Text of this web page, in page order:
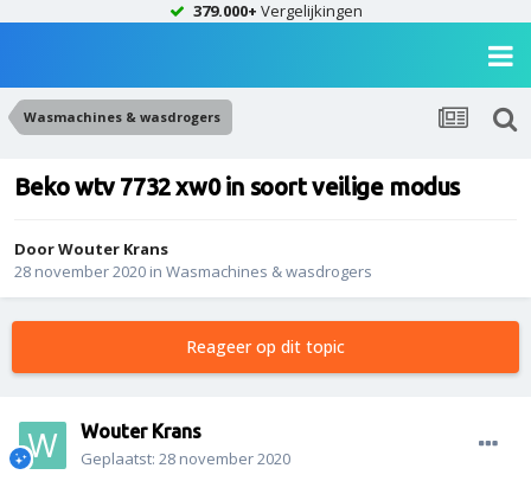
379.000+ Vergelijkingen
Wasmachines & wasdrogers
Beko wtv 7732 xw0 in soort veilige modus
DoorWouter Krans
28 november 2020 in Wasmachines & wasdrogers
Reageer op dit topic
Wouter Krans
Geplaatst: 28 november 2020